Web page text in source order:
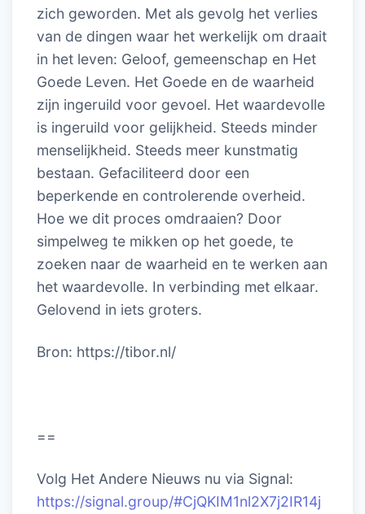
zich geworden. Met als gevolg het verlies
van de dingen waar het werkelijk om draait
in het leven: Geloof, gemeenschap en Het
Goede Leven. Het Goede en de waarheid
zijn ingeruild voor gevoel. Het waardevolle
is ingeruild voor gelijkheid. Steeds minder
menselijkheid. Steeds meer kunstmatig
bestaan. Gefaciliteerd door een
beperkende en controlerende overheid.
Hoe we dit proces omdraaien? Door
simpelweg te mikken op het goede, te
zoeken naar de waarheid en te werken aan
het waardevolle. In verbinding met elkaar.
Gelovend in iets groters.
Bron: https://tibor.nl/
==
Volg Het Andere Nieuws nu via Signal:
https://signal.group/#CjQKIM1nl2X7j2IR14j